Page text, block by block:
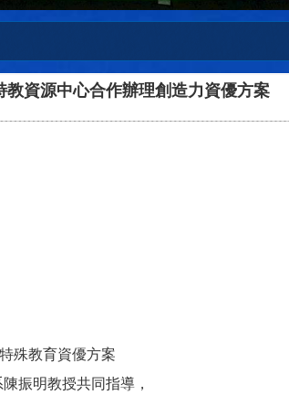
資源中心合作辦理創造力資優方案
殊教育資優方案
振明教授共同指導，